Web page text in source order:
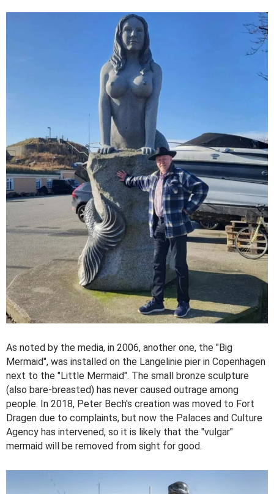
As noted by the media, in 2006, another one, the "Big
Mermaid", was installed on the Langelinie pier in Copenhagen
next to the "Little Mermaid". The small bronze sculpture
(also bare-breasted) has never caused outrage among
people. In 2018, Peter Bech's creation was moved to Fort
Dragen due to complaints, but now the Palaces and Culture
Agency has intervened, so it is likely that the "vulgar"
mermaid will be removed from sight for good.